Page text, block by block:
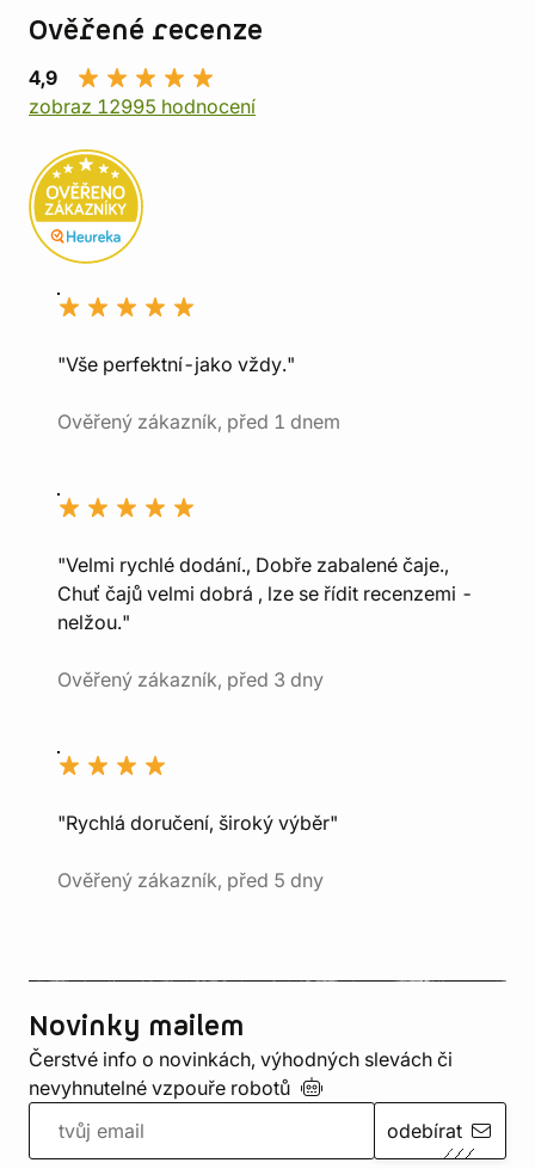
Ověřené recenze
4,9
zobraz 12995 hodnocení
"Vše perfektní-jako vždy."
Ověřený zákazník, před 1 dnem
"Velmi rychlé dodání., Dobře zabalené čaje.,
Chuť čajů velmi dobrá , lze se řídit recenzemi -
nelžou."
Ověřený zákazník, před 3 dny
"Rychlá doručení, široký výběr"
Ověřený zákazník, před 5 dny
Novinky mailem
Čerstvé info o novinkách, výhodných slevách či
nevyhnutelné vzpouře robotů
odebírat